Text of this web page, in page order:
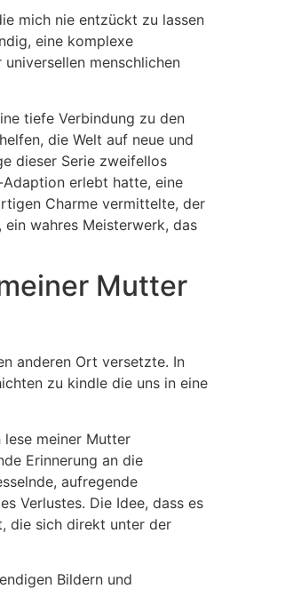
mich nie entzückt zu lassen
eine komplexe
menschlichen
tiefe Verbindung zu den
die Welt auf neue und
dieser Serie zweifellos
erlebt hatte, eine
Charme vermittelte, der
wahres Meisterwerk, das
Mutter
anderen Ort versetzte. In
zu kindle die uns in eine
lese meiner Mutter
Erinnerung an die
aufregende
Verlustes. Die Idee, dass es
die sich direkt unter der
Bildern und